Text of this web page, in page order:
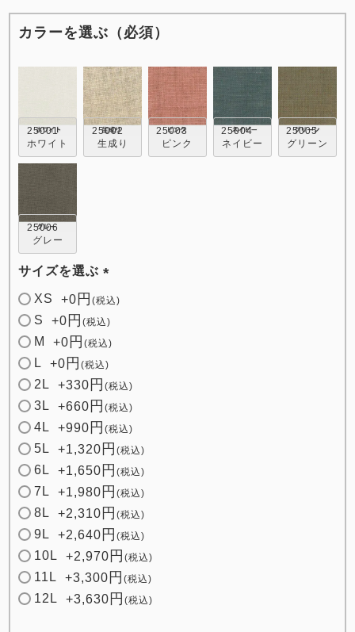
売れ筋ランキング
- Item Ranking -
すべてのデザインのパジャマ一覧はこちら
カラーを選ぶ（必須）
25001
ホワイト
25002
生成り
25003
ピンク
25004
ネイビー
25005
グリーン
25006
グレー
サイズを選ぶ
(
)
XS +0 税込
S +0 税込
M +0 税込
L +0 税込
2L +330 税込
3L +660 税込
4L +990 税込
5L +1,320 税込
6L +1,650 税込
7L +1,980 税込
8L +2,310 税込
9L +2,640 税込
10L +2,970 税込
11L +3,300 税込
12L +3,630 税込